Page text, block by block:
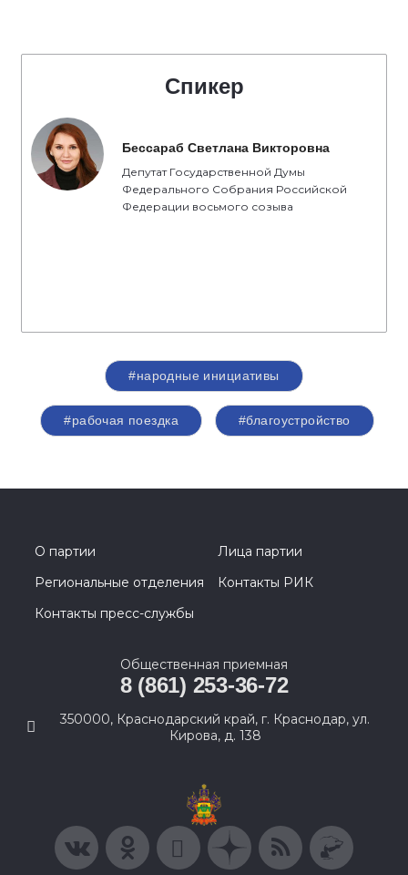
Спикер
Бессараб Светлана Викторовна
Депутат Государственной Думы
Федерального Собрания Российской
Федерации восьмого созыва
#народные инициативы
#рабочая поездка #благоустройство
О партии
Лица партии
Региональные отделения
Контакты РИК
Контакты пресс-службы
Общественная приемная
8 (861) 253-36-72
350000, Краснодарский край, г. Краснодар, ул.
Кирова, д. 138